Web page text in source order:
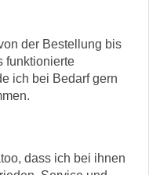
der Bestellung bis
funktionierte
ich bei Bedarf gern
dass ich bei ihnen